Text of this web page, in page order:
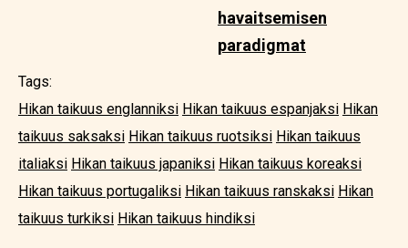
havaitsemisen
paradigmat
Tags:
Hikan taikuus englanniksi Hikan taikuus espanjaksi Hikan
taikuus saksaksi Hikan taikuus ruotsiksi Hikan taikuus
italiaksi Hikan taikuus japaniksi Hikan taikuus koreaksi
Hikan taikuus portugaliksi Hikan taikuus ranskaksi Hikan
taikuus turkiksi Hikan taikuus hindiksi